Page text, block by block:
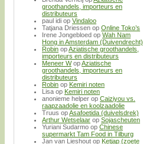
groothandels, importeurs en
distributeurs
paul idi op Vindaloo
Tatjana Driessen op Online Toko’s
Irene Jongebloed op Wah Nam
Hong in Amsterdam (Duivendrecht)
Robin opAziatische groothandels,
importeurs en distributeurs
Meneer WopAziatische
groothandels, importeurs en
distributeurs
Robin op Kemiri noten
Lisa op Kemiri noten
anonieme helper op Caiziyou vs.
raapzaadolie en koolzaadolie
Truus opAsafoetida (duivelsdrek)
Arthur Wetselaar op Sojascheuten
Yuriani Sudarmo op Chinese
supermarkt Tam Food in Tilburg
Jan van Lieshout op Ketjap (zoete